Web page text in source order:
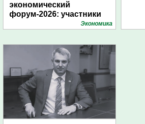
экономический
форум-2026: участники
подготовили креативные
Экономика